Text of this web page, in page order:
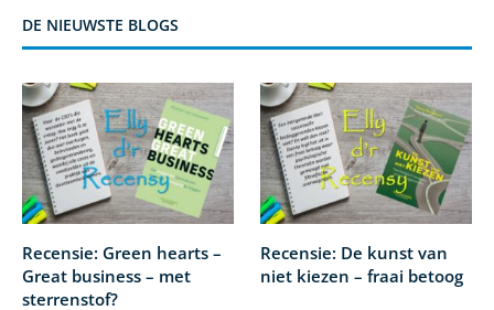
DE NIEUWSTE BLOGS
Recensie: Green hearts –
Great business – met
sterrenstof?
Recensie: De kunst van
niet kiezen – fraai betoog